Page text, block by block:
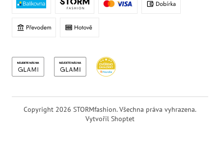
Vytvořil Shoptet
Copyright 2026 STORMfashion. Všechna práva vyhrazena.